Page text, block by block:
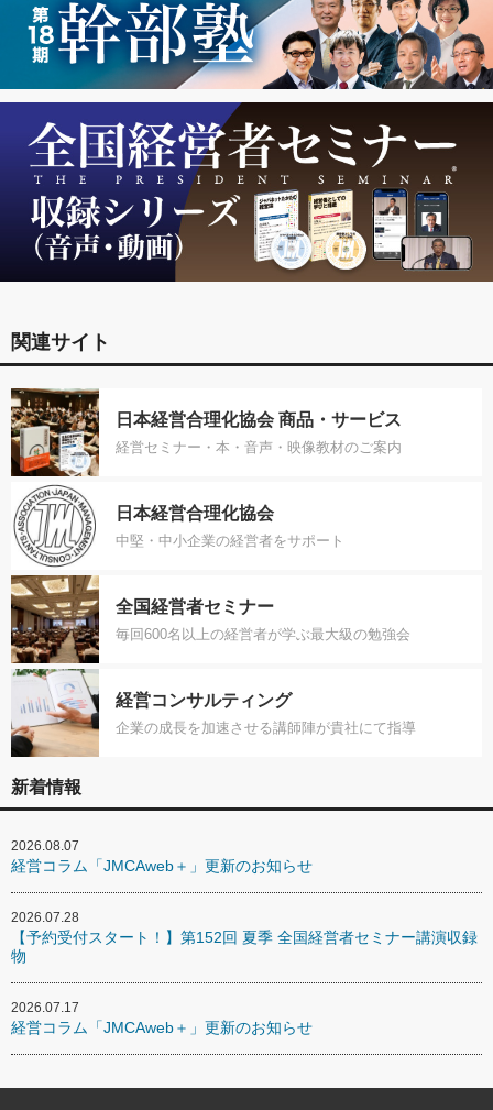
関連サイト
日本経営合理化協会 商品・サービス
経営セミナー・本・音声・映像教材のご案内
日本経営合理化協会
中堅・中小企業の経営者をサポート
全国経営者セミナー
毎回600名以上の経営者が学ぶ最大級の勉強会
経営コンサルティング
企業の成長を加速させる講師陣が貴社にて指導
新着情報
2026.08.07
経営コラム「JMCAweb＋」更新のお知らせ
2026.07.28
【予約受付スタート！】第152回 夏季 全国経営者セミナー講演収録
物
2026.07.17
経営コラム「JMCAweb＋」更新のお知らせ